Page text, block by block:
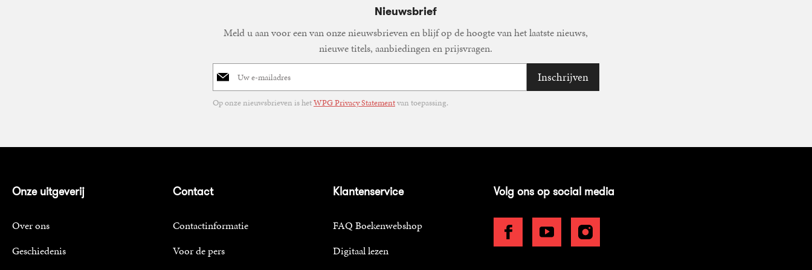
Nieuwsbrief
Meld u aan voor een van onze nieuwsbrieven en blijf op de hoogte van het laatste nieuws,
nieuwe titels, aanbiedingen en prijsvragen.
E-
Inschrijven
Op onze nieuwsbrieven is hetWPG Privacy Statementvan toepassing.
Onze uitgeverij
Over ons
Geschiedenis
Contact
Contactinformatie
Voor de pers
Klantenservice
FAQ Boekenwebshop
Digitaal lezen
Volg ons op social media